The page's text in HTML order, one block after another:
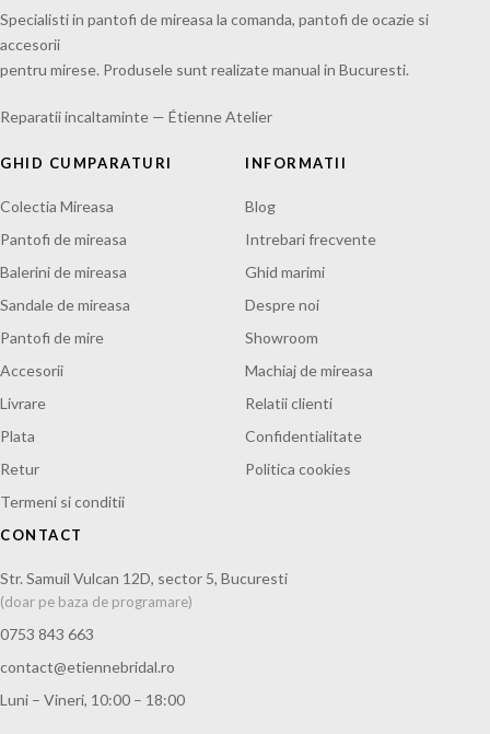
Specialisti in pantofi de mireasa la comanda, pantofi de ocazie si
accesorii
pentru mirese. Produsele sunt realizate manual in Bucuresti.
Reparatii incaltaminte — Étienne Atelier
GHID CUMPARATURI
Colectia Mireasa
Pantofi de mireasa
Balerini de mireasa
Sandale de mireasa
Pantofi de mire
Accesorii
Livrare
Plata
Retur
Termeni si conditii
INFORMATII
Blog
Intrebari frecvente
Ghid marimi
Despre noi
Showroom
Machiaj de mireasa
Relatii clienti
Confidentialitate
Politica cookies
CONTACT
Str. Samuil Vulcan 12D, sector 5, Bucuresti
(doar pe baza de programare)
0753 843 663
contact@etiennebridal.ro
Luni – Vineri, 10:00 – 18:00